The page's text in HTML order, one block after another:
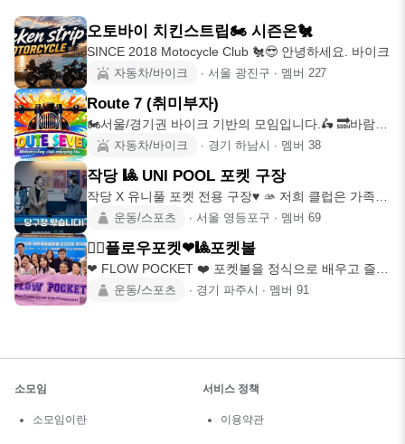
오토바이 치킨스트립🏍 시즌온🐔
SINCE 2018 Motocycle Club 🐔😎 안녕하세요. 바이크
자동차/바이크 ∙ 서울 광진구 ∙ 멤버 227
Route 7 (취미부자)
🏍서울/경기권 바이크 기반의 모임입니다.🛵 🔜바람을
즐기는 라이더들!!!
자동차/바이크 ∙ 경기 하남시 ∙ 멤버 38
작당 🎱 UNI POOL 포켓 구장
작당 X 유니풀 포켓 전용 구장♥️ 🫴 저희 클럽은 가족끼
리! 연인끼리
운동/스포츠 ∙ 서울 영등포구 ∙ 멤버 69
🙋‍♀플로우포켓❤🎱포켓볼
❤ FLOW POCKET ❤️ 포켓볼을 정식으로 배우고 즐기
는 아마추어&
운동/스포츠 ∙ 경기 파주시 ∙ 멤버 91
소모임
소모임이란
서비스 정책
이용약관